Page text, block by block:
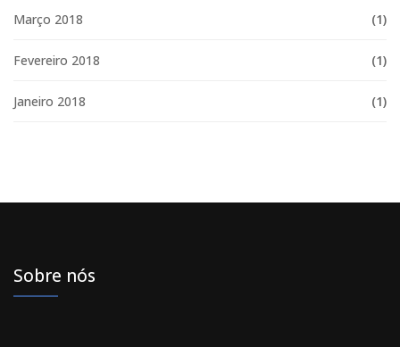
Março 2018 (1)
Fevereiro 2018 (1)
Janeiro 2018 (1)
Sobre nós